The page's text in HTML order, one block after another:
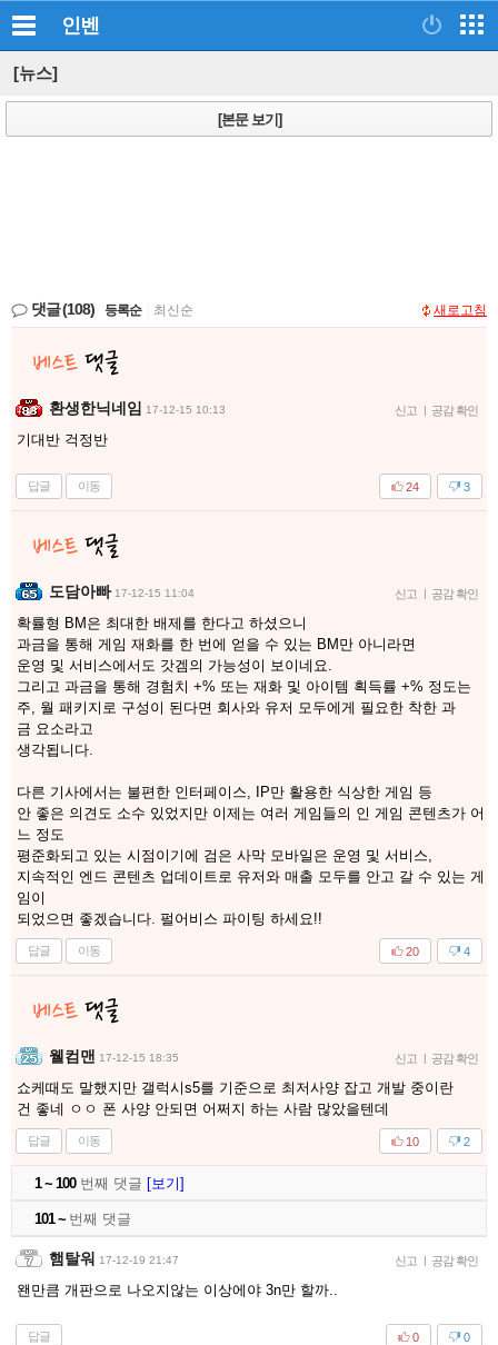
인벤
[뉴스]
[본문 보기]
댓글(108) 등록순 최신순 새로고침
환생한닉네임 17-12-15 10:13 신고 | 공감 확인
기대반 걱정반
답글 이동 3
24
도담아빠 17-12-15 11:04 신고 | 공감 확인
확률형 BM은 최대한 배제를 한다고 하셨으니
과금을 통해 게임 재화를 한 번에 얻을 수 있는 BM만 아니라면
운영 및 서비스에서도 갓겜의 가능성이 보이네요.
그리고 과금을 통해 경험치 +% 또는 재화 및 아이템 획득률 +% 정도는
주, 월 패키지로 구성이 된다면 회사와 유저 모두에게 필요한 착한 과
금 요소라고
생각됩니다.
다른 기사에서는 불편한 인터페이스, IP만 활용한 식상한 게임 등
안 좋은 의견도 소수 있었지만 이제는 여러 게임들의 인 게임 콘텐츠가 어
느 정도
평준화되고 있는 시점이기에 검은 사막 모바일은 운영 및 서비스,
지속적인 엔드 콘텐츠 업데이트로 유저와 매출 모두를 안고 갈 수 있는 게
임이
되었으면 좋겠습니다. 펄어비스 파이팅 하세요!!
답글 이동 4
20
웰컴맨 17-12-15 18:35 신고 | 공감 확인
쇼케때도 말했지만 갤럭시s5를 기준으로 최저사양 잡고 개발 중이란
건 좋네 ㅇㅇ 폰 사양 안되면 어쩌지 하는 사람 많았을텐데
답글 이동 2
10
1 ~ 100번째 댓글 [보기]
101 ~ 번째 댓글
햄탈워 17-12-19 21:47 신고 | 공감 확인
왠만큼 개판으로 나오지않는 이상에야 3n만 할까..
답글 0
0